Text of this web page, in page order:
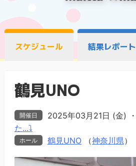
スケジュール 結果レポート
鶴見UNO
開催日 2025年03月21日 (金) ・
た...⤵
ホール 鶴見UNO（神奈川県）